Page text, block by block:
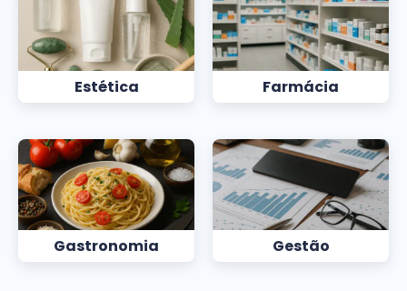
Estética Farmácia
Gastronomia Gestão